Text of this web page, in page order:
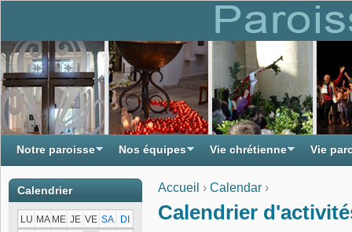
Vous êtes ici
Accueil › Calendar ›
Calendrier
Notre paroisse Nos équipes Vie chrétienne Vie
Calendrier
LU MA ME JE VE SA
DI